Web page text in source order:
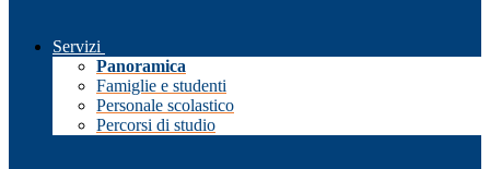
Servizi
Panoramica
Famiglie e studenti
Personale scolastico
Percorsi di studio